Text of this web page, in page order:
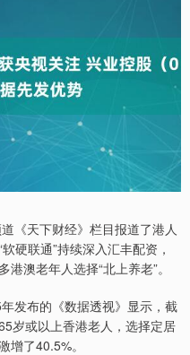
天下财经》栏目报道了港人
硬联通”持续深入汇丰配资，
澳老年人选择“北上养老”。
布的《数据透视》显示，截
岁或以上香港老人，选择定居
增了40.5%。